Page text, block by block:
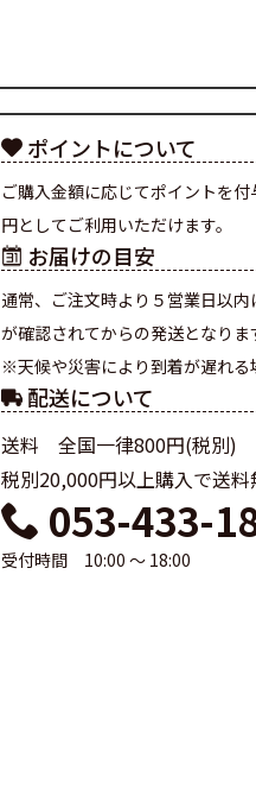
ポイントについて
ご購入金額に応じてポイントを
円としてご利用いただけます。
お届けの目安
通常、ご注文時より５営業日以
が確認されてからの発送となりま
※天候や災害により到着が遅れる
配送について
送料 全国一律800円(税別)
税別20,000円以上購入で送料
053-433-
受付時間 10:00 ～ 18:00